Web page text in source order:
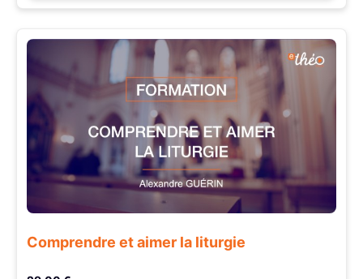
Comprendre et aimer la liturgie